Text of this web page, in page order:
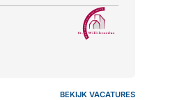
BEKIJK VACATURES